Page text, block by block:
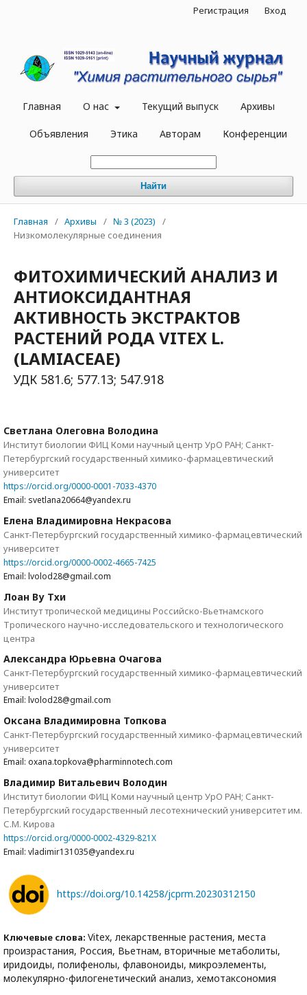
Главная О нас Текущий выпуск Архивы
Объявления Этика Авторам Конференции
Найти
Регистрация Вход
Главная / Архивы / № 3 (2023)
/
Низкомолекулярные соединения
ФИТОХИМИЧЕСКИЙ АНАЛИЗ И
АНТИОКСИДАНТНАЯ
АКТИВНОСТЬ ЭКСТРАКТОВ
РАСТЕНИЙ РОДА VITEX L.
(LAMIACEAE)
УДК 581.6; 577.13; 547.918
Светлана Олеговна Володина
Институт биологии ФИЦ Коми научный центр УрО РАН; Санкт-
Петербургский государственный химико-фармацевтический
университет
https://orcid.org/0000-0001-7033-4370
Email: svetlana20664@yandex.ru
Елена Владимировна Некрасова
Санкт-Петербургский государственный химико-фармацевтический
университет
https://orcid.org/0000-0002-4665-7425
Email: lvolod28@gmail.com
Лоан Ву Тхи
Институт тропической медицины Российско-Вьетнамского
Тропического научно-исследовательского и технологического
центра
Александра Юрьевна Очагова
Санкт-Петербургский государственный химико-фармацевтический
университет
Email: lvolod28@gmail.com
Оксана Владимировна Топкова
Санкт-Петербургский государственный химико-фармацевтический
университет
Email: oxana.topkova@pharminnotech.com
Владимир Витальевич Володин
Институт биологии ФИЦ Коми научный центр УрО РАН; Санкт-
Петербургский государственный лесотехнический университет им.
С.М. Кирова
https://orcid.org/0000-0002-4329-821X
Email: vladimir131035@yandex.ru
https://doi.org/10.14258/jcprm.20230312150
Ключевые слова: Vitex, лекарственные растения, места
произрастания, Россия, Вьетнам, вторичные метаболиты,
иридоиды, полифенолы, флавоноиды, микроэлементы,
молекулярно-филогенетический анализ, хемотаксономия